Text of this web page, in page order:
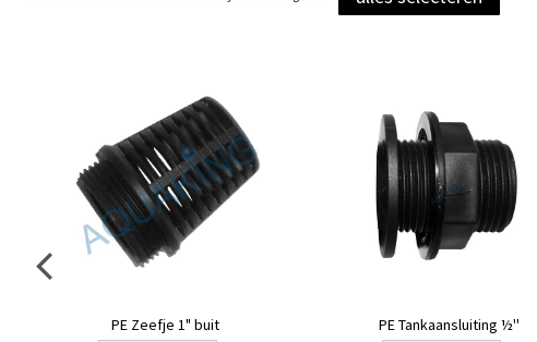
PE Zeefje 1" buit PE Tankaansluiting ½''